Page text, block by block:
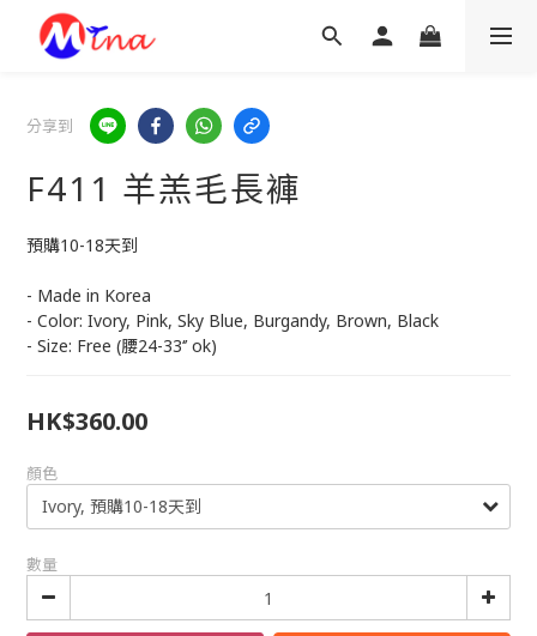
分享到
F411 羊羔毛長褲
預購10-18天到
- Made in Korea
- Color: Ivory, Pink, Sky Blue, Burgandy, Brown, Black
- Size: Free (腰24-33‘’ ok)
HK$360.00
顏色
數量